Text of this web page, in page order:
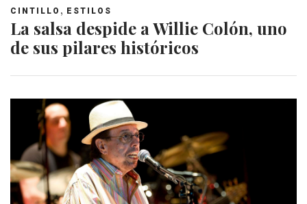
CINTILLO , ESTILOS
La salsa despide a Willie Colón, uno
de sus pilares históricos